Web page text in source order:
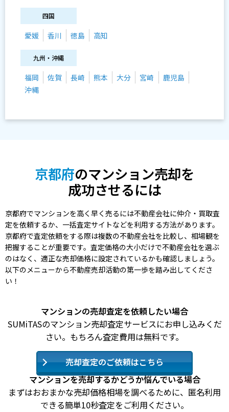
四国
愛媛 香川 徳島 高知
九州・沖縄
福岡 佐賀 長崎 熊本 大分 宮崎
鹿児島
沖縄
京都府のマンション売却を
成功させるには
京都府でマンションを高く早く売るには不動産会社に仲介・買取査
定を依頼するか、一括査定サイトなどを利用する方法があります。
京都府で査定依頼をする際は複数の不動産会社を比較し、相場観を
把握することが重要です。査定価格の大小だけで不動産会社を選ぶ
のはなく、適正な売却価格に設定されているかも確認しましょう。
以下のメニューから不動産売却活動の第一歩を踏み出してくださ
い！
マンションの売却査定を依頼したい場合
SUMiTASのマンション売却査定サービスにお申し込みくだ
さい。もちろん査定費用は無料です。
売却査定のご依頼はこちら
マンションを売却するかどうか悩んでいる場合
まずはおおまかな売却価格相場を調べるために、匿名利用
できる簡単10秒査定をご利用ください。